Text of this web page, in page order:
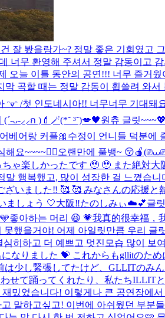
잘 봤을랑가~? 정말 좋은 기회였고
너무 환영해 주셔서 정말 감동이고
오늘 이틀 동안의 공연!!! 너무 즐거
곡할 때는 정말 감동이 휩쓸려 와
ᵔᢦᵔ /첫 인도네시아!! 너무너무 기대돼
ᴗ-⸝⸝ก )︎ 💄🪄︎︎(*˘ ³˘)💋🖤원츄 글릿~~~💖
베어랑 커플🎀 수정이 언니들 덕분에
요~~~~😵‍💫 오랜만에 풀뱅~ 😚🍎
ゃ楽しかったです 🥹 🥹 また絶対大
행복했고, 많이 성장한 걸 느꼈습
いました‼︎ 🥰 🥰 みなさんの応援
ましょう 🤍大阪‼︎たのしみぃ☁️💕글
좋아하는 머리 😆 💗我真的很幸福，
했을거야! 어제 아일릿만큼 우리
히하고 더 예쁘고 멋진모습 많이 보
なりました 💝 これからもgllitのた
少し緊張してたけど、GLLITのみ
せて踊ってくれたり、私たちILLIT
밌었습니다! 이렇게나 큰 공연장에
말하고싶고! 이번에 아쉬웠던 부분